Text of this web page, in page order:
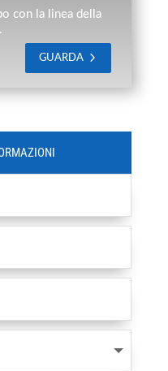
con la linea della
GUARDA